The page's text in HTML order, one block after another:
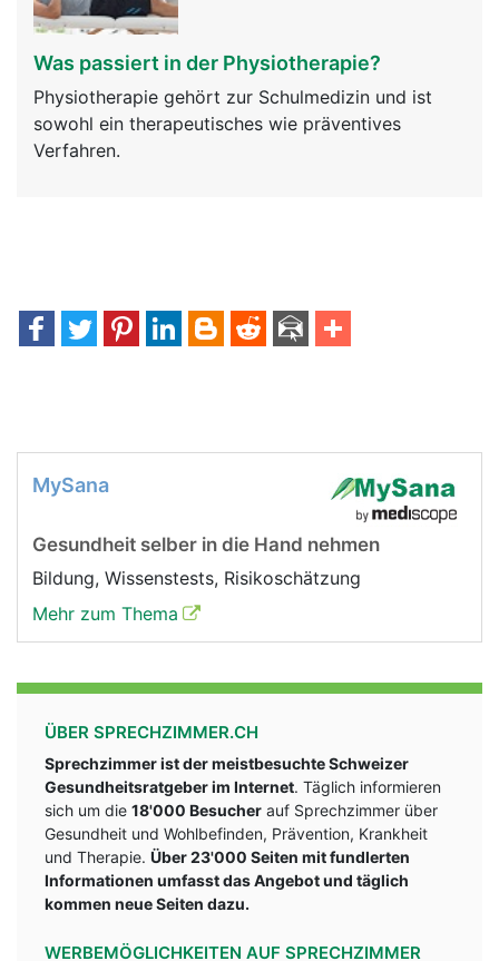
Was passiert in der Physiotherapie?
Physiotherapie gehört zur Schulmedizin und ist
sowohl ein therapeutisches wie präventives
Verfahren.
MySana
Gesundheit selber in die Hand nehmen
Bildung, Wissenstests, Risikoschätzung
Mehr zum Thema
ÜBER SPRECHZIMMER.CH
Sprechzimmer ist der meistbesuchte Schweizer
Gesundheitsratgeber im Internet. Täglich informieren
sich um die 18'000 Besucher auf Sprechzimmer über
Gesundheit und Wohlbefinden, Prävention, Krankheit
und Therapie. Über 23'000 Seiten mit fundlerten
Informationen umfasst das Angebot und täglich
kommen neue Seiten dazu.
WERBEMÖGLICHKEITEN AUF SPRECHZIMMER